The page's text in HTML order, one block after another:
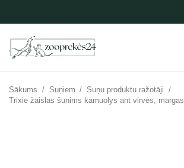
Sākums / Suņiem / Suņu produktu ražotāji /
Trixie žaislas šunims kamuolys ant virvės, margas